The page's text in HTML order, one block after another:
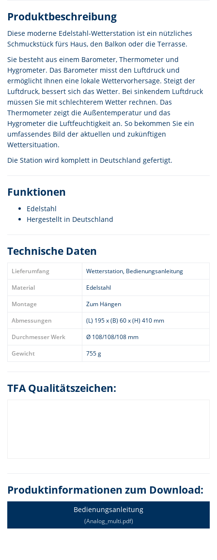
Produktbeschreibung
Diese moderne Edelstahl-Wetterstation ist ein nützliches
Schmuckstück fürs Haus, den Balkon oder die Terrasse.
Sie besteht aus einem Barometer, Thermometer und
Hygrometer. Das Barometer misst den Luftdruck und
ermöglicht Ihnen eine lokale Wettervorhersage. Steigt der
Luftdruck, bessert sich das Wetter. Bei sinkendem Luftdruck
müssen Sie mit schlechterem Wetter rechnen. Das
Thermometer zeigt die Außentemperatur und das
Hygrometer die Luftfeuchtigkeit an. So bekommen Sie ein
umfassendes Bild der aktuellen und zukünftigen
Wettersituation.
Die Station wird komplett in Deutschland gefertigt.
Funktionen
Edelstahl
Hergestellt in Deutschland
Technische Daten
Lieferumfang
Wetterstation, Bedienungsanleitung
Material
Edelstahl
Montage
Zum Hängen
Abmessungen
(L) 195 x (B) 60 x (H) 410 mm
Durchmesser Werk
Ø 108/108/108 mm
Gewicht
755 g
TFA Qualitätszeichen:
Produktinformationen zum Download:
Bedienungsanleitung
(Analog_multi.pdf)